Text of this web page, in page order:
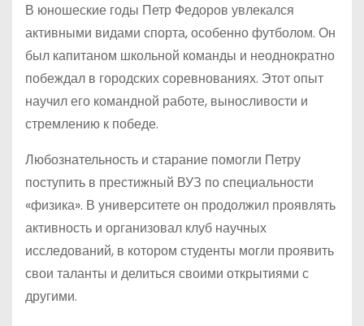
В юношеские годы Петр Федоров увлекался
активными видами спорта, особенно футболом. Он
был капитаном школьной команды и неоднократно
побеждал в городских соревнованиях. Этот опыт
научил его командной работе, выносливости и
стремлению к победе.
Любознательность и старание помогли Петру
поступить в престижный ВУЗ по специальности
«физика». В университете он продолжил проявлять
активность и организовал клуб научных
исследований, в котором студенты могли проявить
свои таланты и делиться своими открытиями с
другими.